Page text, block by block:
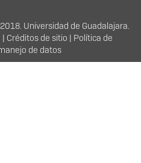
Universidad de Guadalajara.
| Créditos de sitio | Política de
de datos